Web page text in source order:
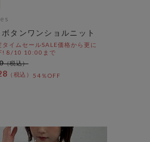
タンワンショルニット
タイムセールSALE価格から更に
8/10 10:00まで
54％OFF